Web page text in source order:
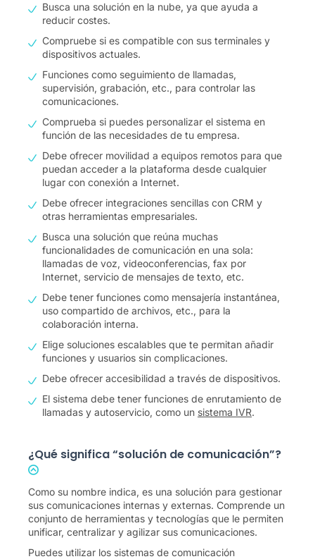
Busca una solución en la nube, ya que ayuda a
reducir costes.
Compruebe si es compatible con sus terminales y
dispositivos actuales.
Funciones como seguimiento de llamadas,
supervisión, grabación, etc., para controlar las
comunicaciones.
Comprueba si puedes personalizar el sistema en
función de las necesidades de tu empresa.
Debe ofrecer movilidad a equipos remotos para que
puedan acceder a la plataforma desde cualquier
lugar con conexión a Internet.
Debe ofrecer integraciones sencillas con CRM y
otras herramientas empresariales.
Busca una solución que reúna muchas
funcionalidades de comunicación en una sola:
llamadas de voz, videoconferencias, fax por
Internet, servicio de mensajes de texto, etc.
Debe tener funciones como mensajería instantánea,
uso compartido de archivos, etc., para la
colaboración interna.
Elige soluciones escalables que te permitan añadir
funciones y usuarios sin complicaciones.
Debe ofrecer accesibilidad a través de dispositivos.
El sistema debe tener funciones de enrutamiento de
llamadas y autoservicio, como un sistema IVR.
¿Qué significa “solución de comunicación”?
Como su nombre indica, es una solución para gestionar
sus comunicaciones internas y externas. Comprende un
conjunto de herramientas y tecnologías que le permiten
unificar, centralizar y agilizar sus comunicaciones.
Puedes utilizar los sistemas de comunicación